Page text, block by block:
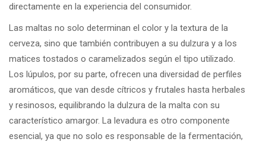
directamente en la experiencia del consumidor.
Las maltas no solo determinan el color y la textura de la
cerveza, sino que también contribuyen a su dulzura y a los
matices tostados o caramelizados según el tipo utilizado.
Los lúpulos, por su parte, ofrecen una diversidad de perfiles
aromáticos, que van desde cítricos y frutales hasta herbales
y resinosos, equilibrando la dulzura de la malta con su
característico amargor. La levadura es otro componente
esencial, ya que no solo es responsable de la fermentación,